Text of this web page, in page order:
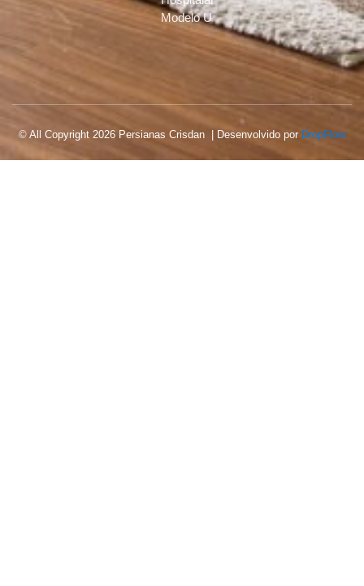
Modelo U
© All Copyright 2026 Persianas Crisdan | Desenvolvido por DropFlow